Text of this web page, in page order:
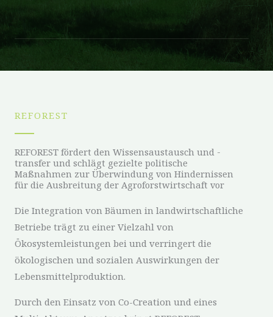
REFOREST
REFOREST fördert den Wissensaustausch und -
transfer und schlägt gezielte politische
Maßnahmen zur Überwindung von Hindernissen
für die Ausbreitung der Agroforstwirtschaft vor
Die Integration von Bäumen in landwirtschaftliche
Betriebe trägt zu einer Vielzahl von
Ökosystemleistungen bei und verringert die
ökologischen und sozialen Auswirkungen der
Lebensmittelproduktion.
Durch den Einsatz von Co-Creation und eines